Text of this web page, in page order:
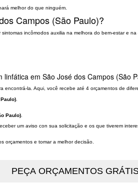
melhor do que ninguém.
Campos (São Paulo)?
incômodos auxilia na melhora do bem-estar e
em São José dos Campos (São
la. Aqui, você recebe até 4 orçamentos de
Paulo)
um aviso con sua solicitação e os que tiverem
orçamentos e tomar a melhor decisão.